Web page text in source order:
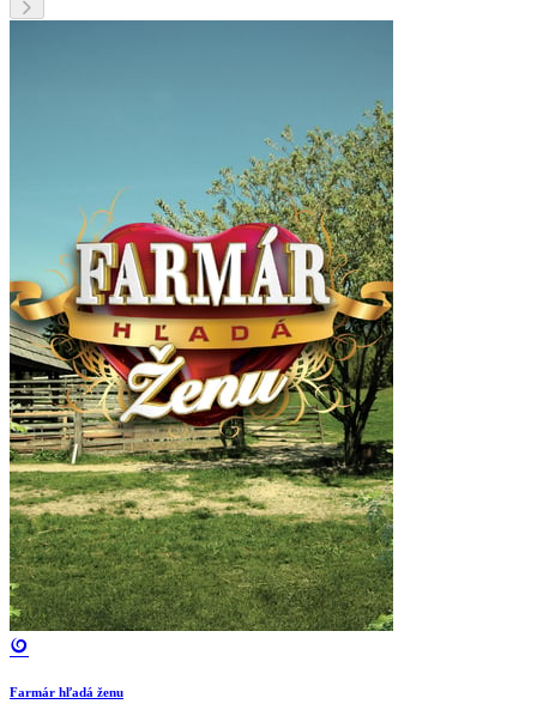
Farmár hľadá ženu